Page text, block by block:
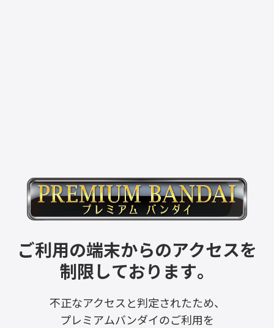
ご利用の端末からのアクセスを
制限しております。
不正なアクセスと判定されたため、
プレミアムバンダイのご利用を